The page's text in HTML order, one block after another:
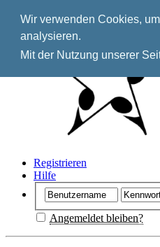
Wir verwenden Cookies,
analysieren.
Mit der Nutzung unserer
Registrieren
Hilfe
Angemeldet bleiben?